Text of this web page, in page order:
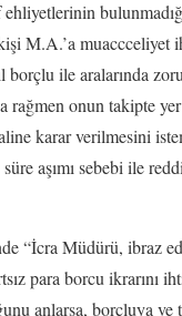
ehliyetlerinin
M.A.’a muaccceliyet
borçlu ile aralarında
rağmen onun takipte yer
karar verilmesini
aşımı sebebi ile
“İcra Müdürü, ibraz
para borcu ikrarını
anlarsa, borçluya ve